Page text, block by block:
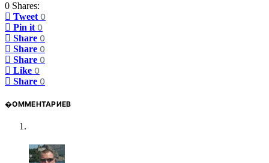
0 Shares:
Tweet 0
Pin it 0
Share 0
Share 0
Share 0
Like 0
Share 0
�ОММЕНТАРИЕВ